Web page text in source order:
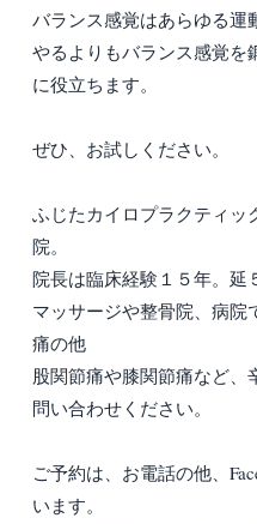
バランス感覚はあらゆる運
やるよりもバランス感覚を
に役立ちます。
ぜひ、お試しください。
ふじたカイロプラクティッ
院。
院長は臨床経験１５年。延
マッサージや整骨院、病院
痛の他
股関節痛や膝関節痛など、
問い合わせください。
ご予約は、お電話の他、
います。